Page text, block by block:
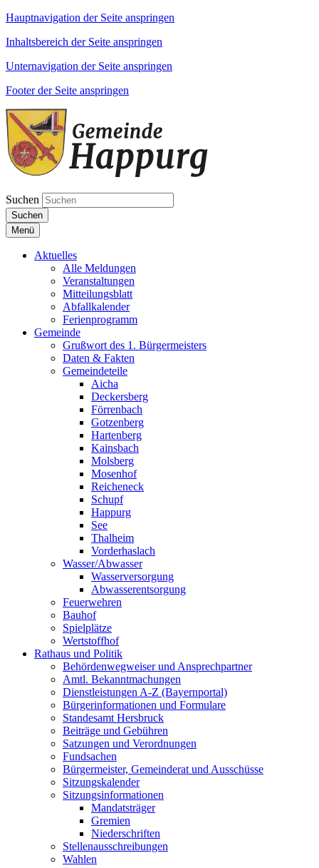
Hauptnavigation der Seite anspringen
Inhaltsbereich der Seite anspringen
Unternavigation der Seite anspringen
Footer der Seite anspringen
Suchen
Suchen
Menü
Aktuelles
Alle Meldungen
Veranstaltungen
Mitteilungsblatt
Abfallkalender
Ferienprogramm
Gemeinde
Grußwort des 1. Bürgermeisters
Daten & Fakten
Gemeindeteile
Aicha
Deckersberg
Förrenbach
Gotzenberg
Hartenberg
Kainsbach
Molsberg
Mosenhof
Reicheneck
Schupf
Happurg
See
Thalheim
Vorderhaslach
Wasser/Abwasser
Wasserversorgung
Abwasserentsorgung
Feuerwehren
Bauhof
Spielplätze
Wertstoffhof
Rathaus und Politik
Behördenwegweiser und Ansprechpartner
Amtl. Bekanntmachungen
Dienstleistungen A-Z (Bayernportal)
Bürgerinformationen und Formulare
Standesamt Hersbruck
Beiträge und Gebühren
Satzungen und Verordnungen
Fundsachen
Bürgermeister, Gemeinderat und Ausschüsse
Sitzungskalender
Sitzungsinformationen
Mandatsträger
Gremien
Niederschriften
Stellenausschreibungen
Wahlen